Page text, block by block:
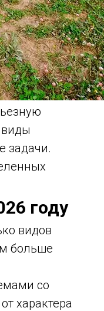
виды
задачи.
году
видов
больше
со
характера